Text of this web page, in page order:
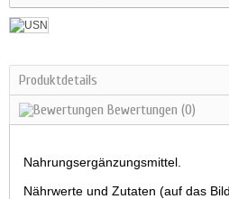
Produktdetails
Bewertungen (0)
Nahrungsergänzungsmittel.
Nährwerte und Zutaten (auf das